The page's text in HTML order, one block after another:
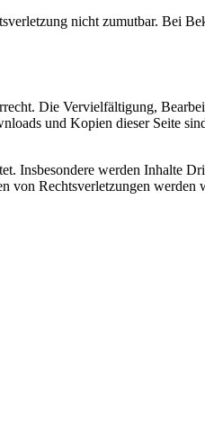
nicht zumutbar. Bei
Die Vervielfältigung,
und Kopien dieser Seite
Insbesondere werden Inhalte
Rechtsverletzungen werden